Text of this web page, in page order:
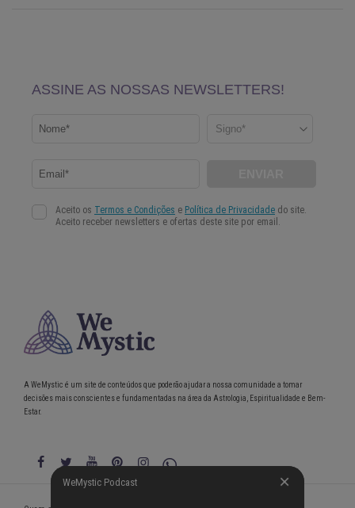
WeMystic Podcast
A WeMystic é um site de conteúdos que poderão ajudar a nossa comunidade a tomar
decisões mais conscientes e fundamentadas na área da Astrologia, Espiritualidade e Bem-
Estar.
WeMystic Podcast